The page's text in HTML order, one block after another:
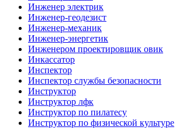
Инженер электрик
Инженер-геодезист
Инженер-механик
Инженер-энергетик
Инженером проектировщик овик
Инкассатор
Инспектор
Инспектор службы безопасности
Инструктор
Инструктор лфк
Инструктор по пилатесу
Инструктор по физической культуре